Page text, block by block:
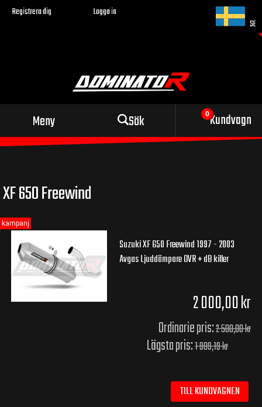
Registrera dig
Logga in
SE
Meny Sök Kundvagn
Sportigt avgassystem
för din motorcykel
XF 650 Freewind
Suzuki XF 650 Freewind 1997 - 2003
Avgas Ljuddämpare OVR + dB killer
2 000,00 kr
Ordinarie pris:2 500,00 kr
Lägsta pris:1 989,19 kr
TILL KUNDVAGNEN
kampanj